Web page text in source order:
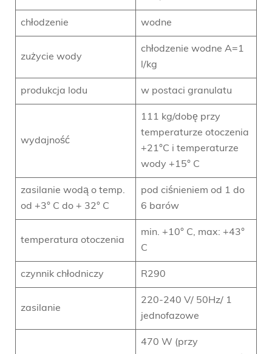
chłodzenie wodne
zużycie wody
chłodzenie wodne A=1
l/kg
produkcja lodu w postaci granulatu
wydajność
111 kg/dobę przy
temperaturze otoczenia
+21°C i temperaturze
wody +15° C
zasilanie wodą o temp.
od +3° C do + 32° C
pod ciśnieniem od 1 do
6 barów
temperatura otoczenia
min. +10° C, max: +43°
C
czynnik chłodniczy R290
zasilanie
220-240 V/ 50Hz/ 1
jednofazowe
470 W (przy